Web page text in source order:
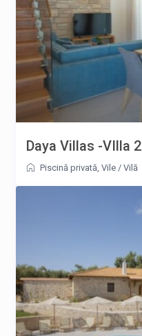
Daya Villas -VIlla 2
Piscină privată ,Vile /Vilă